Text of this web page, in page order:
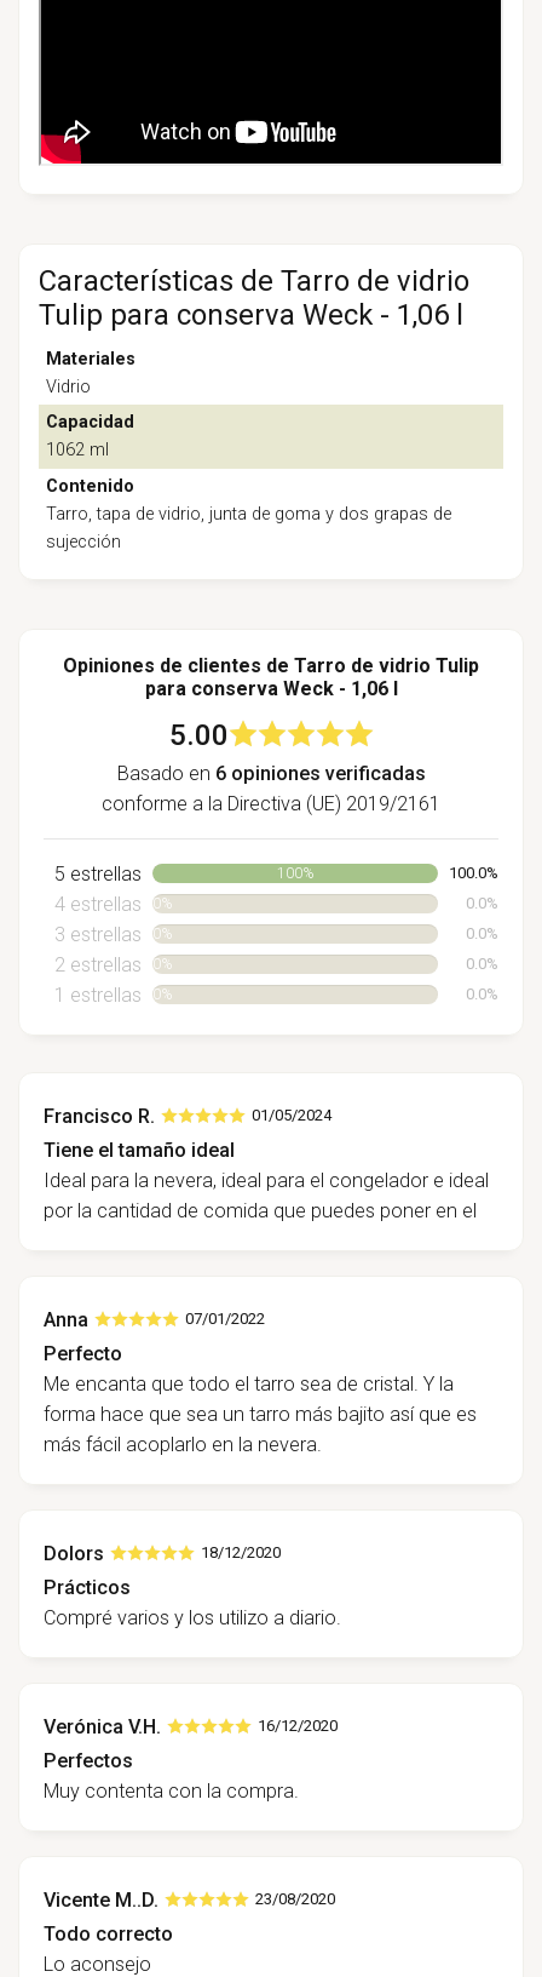
Características de Tarro de vidrio
Tulip para conserva Weck - 1,06 l
Materiales
Vidrio
Capacidad
1062 ml
Contenido
Tarro, tapa de vidrio, junta de goma y dos grapas de
sujección
Opiniones de clientes de Tarro de vidrio Tulip
para conserva Weck - 1,06 l
5.00
Basado en 6 opiniones verificadas
conforme a la Directiva (UE) 2019/2161
5 estrellas 100% 100.0%
4 estrellas 0% 0.0%
3 estrellas 0% 0.0%
2 estrellas 0% 0.0%
1 estrellas 0% 0.0%
Francisco R. 01/05/2024
Tiene el tamaño ideal
Ideal para la nevera, ideal para el congelador e ideal
por la cantidad de comida que puedes poner en el
Anna 07/01/2022
Perfecto
Me encanta que todo el tarro sea de cristal. Y la
forma hace que sea un tarro más bajito así que es
más fácil acoplarlo en la nevera.
Dolors 18/12/2020
Prácticos
Compré varios y los utilizo a diario.
Verónica V.H. 16/12/2020
Perfectos
Muy contenta con la compra.
Vicente M..D. 23/08/2020
Todo correcto
Lo aconsejo